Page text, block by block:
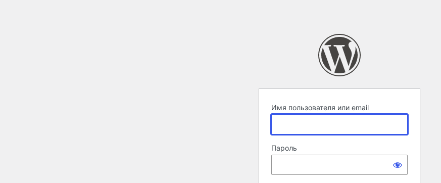
Имя пользователя или email
Пароль